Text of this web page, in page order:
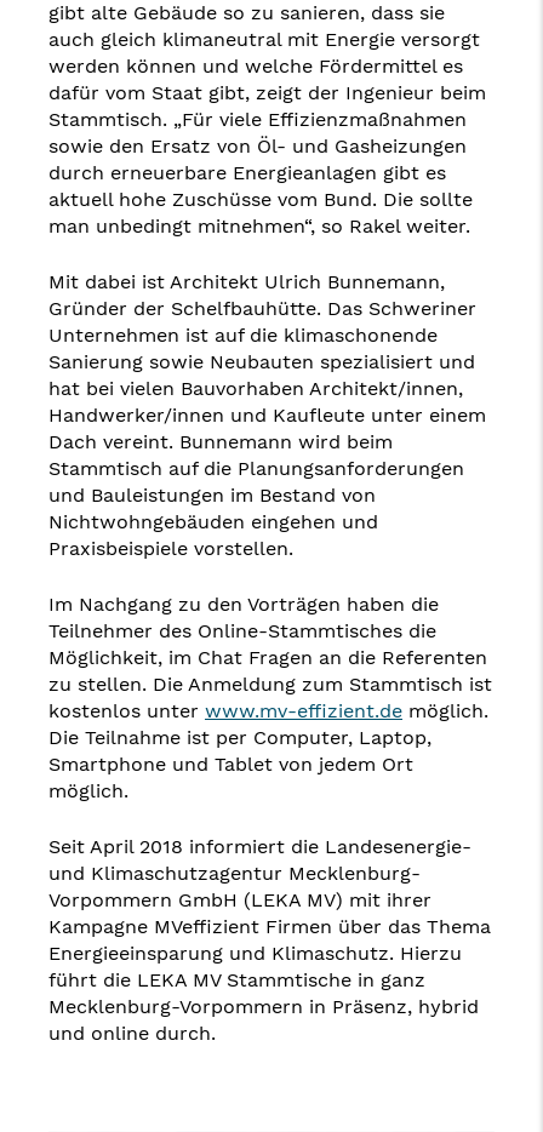
gibt alte Gebäude so zu sanieren, dass sie
auch gleich klimaneutral mit Energie versorgt
werden können und welche Fördermittel es
dafür vom Staat gibt, zeigt der Ingenieur beim
Stammtisch. „Für viele Effizienzmaßnahmen
sowie den Ersatz von Öl- und Gasheizungen
durch erneuerbare Energieanlagen gibt es
aktuell hohe Zuschüsse vom Bund. Die sollte
man unbedingt mitnehmen“, so Rakel weiter.
Mit dabei ist Architekt Ulrich Bunnemann,
Gründer der Schelfbauhütte. Das Schweriner
Unternehmen ist auf die klimaschonende
Sanierung sowie Neubauten spezialisiert und
hat bei vielen Bauvorhaben Architekt/innen,
Handwerker/innen und Kaufleute unter einem
Dach vereint. Bunnemann wird beim
Stammtisch auf die Planungsanforderungen
und Bauleistungen im Bestand von
Nichtwohngebäuden eingehen und
Praxisbeispiele vorstellen.
Im Nachgang zu den Vorträgen haben die
Teilnehmer des Online-Stammtisches die
Möglichkeit, im Chat Fragen an die Referenten
zu stellen. Die Anmeldung zum Stammtisch ist
kostenlos unter www.mv-effizient.de möglich.
Die Teilnahme ist per Computer, Laptop,
Smartphone und Tablet von jedem Ort
möglich.
Seit April 2018 informiert die Landesenergie-
und Klimaschutzagentur Mecklenburg-
Vorpommern GmbH (LEKA MV) mit ihrer
Kampagne MVeffizient Firmen über das Thema
Energieeinsparung und Klimaschutz. Hierzu
führt die LEKA MV Stammtische in ganz
Mecklenburg-Vorpommern in Präsenz, hybrid
und online durch.